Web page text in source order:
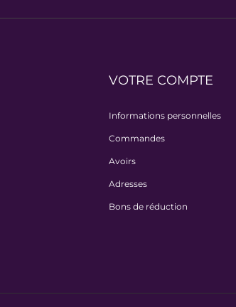
VOTRE COMPTE
Informations personnelles
Commandes
Avoirs
Adresses
Bons de réduction